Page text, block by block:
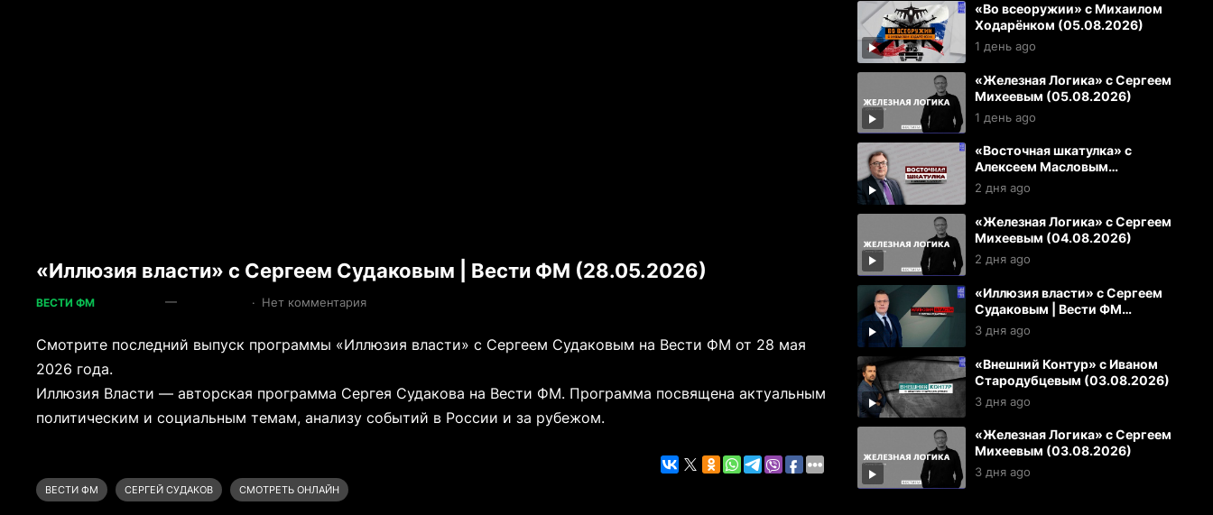
«Иллюзия власти» с Сергеем Судаковым | Вести ФМ (28.05.2026)
ВЕСТИ ФМ — · Нет комментария
Смотрите последний выпуск программы «Иллюзия власти» с Сергеем Судаковым на Вести ФМ от 28 мая
2026 года.
Иллюзия Власти — авторская программа Сергея Судакова на Вести ФМ. Программа посвящена актуальным
политическим и социальным темам, анализу событий в России и за рубежом.
ВЕСТИ ФМ СЕРГЕЙ СУДАКОВ СМОТРЕТЬ ОНЛАЙН
«Во всеоружии» с Михаилом
Ходарёнком (05.08.2026)
1 день ago
«Железная Логика» с Сергеем
Михеевым (05.08.2026)
1 день ago
«Восточная шкатулка» с
Алексеем Масловым
(04.08.2026)
2 дня ago
«Железная Логика» с Сергеем
Михеевым (04.08.2026)
2 дня ago
«Иллюзия власти» с Сергеем
Судаковым | Вести ФМ
(03.08.2026)
3 дня ago
«Внешний Контур» с Иваном
Стародубцевым (03.08.2026)
3 дня ago
«Железная Логика» с Сергеем
Михеевым (03.08.2026)
3 дня ago